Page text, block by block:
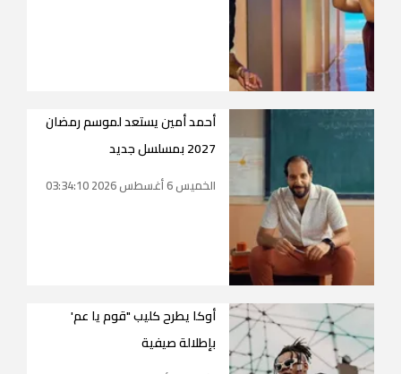
أحمد أمين يستعد لموسم رمضان
2027 بمسلسل جديد
الخميس 6 أغسطس 2026 03:34:10
أوكا يطرح كليب "قوم يا عم'
بإطلالة صيفية